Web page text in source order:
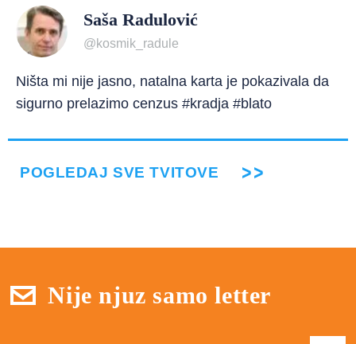
Saša Radulović
@kosmik_radule
Ništa mi nije jasno, natalna karta je pokazivala da
sigurno prelazimo cenzus #kradja #blato
POGLEDAJ SVE TVITOVE
Nije njuz samo letter